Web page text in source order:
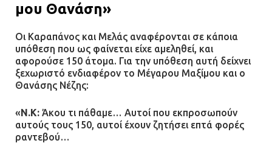
μου Θανάση»
Οι Καραπάνος και Μελάς αναφέρονται σε κάποια
υπόθεση που ως φαίνεται είχε αμεληθεί, και
αφορούσε 150 άτομα. Για την υπόθεση αυτή δείχνει
ξεχωριστό ενδιαφέρον το Μέγαρου Μαξίμου και ο
Θανάσης Νέζης:
«Ν.Κ: Άκου τι πάθαμε… Αυτοί που εκπροσωπούν
αυτούς τους 150, αυτοί έχουν ζητήσει επτά φορές
ραντεβού…